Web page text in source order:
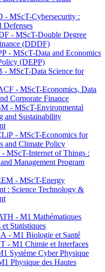
- MScT-Cybersecurity :
Defenses
- MScT-Double Degree
(DDDF)
- MScT-Data and Economics
(DEPP)
- MScT-Data Science for
- MScT-Economics, Data
Corporate Finance
- MScT-Environmental
and Sustainability
- MScT-Economics for
and Climate Policy
MScT-Internet of Things :
Management Program
- MScT-Energy
: Science Technology &
- M1 Mathématiques
Statistiques
- M1 Biologie et Santé
- M1 Chimie et Interfaces
Système Cyber Physique
Physique des Hautes